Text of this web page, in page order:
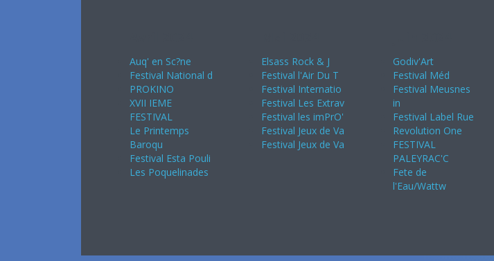
Auq' en Sc?ne
Festival National d
PROKINO
XVII IEME
FESTIVAL
Le Printemps
Baroqu
Festival Esta Pouli
Les Poquelinades
Elsass Rock & J
Festival l'Air Du T
Festival Internatio
Festival Les Extrav
Festival les imPrO'
Festival Jeux de Va
Festival Jeux de Va
Godiv'Art
Festival Méd
Festival Meusnes
in
Festival Label Rue
Revolution One
FESTIVAL
PALEYRAC'C
Fete de
l'Eau/Wattw